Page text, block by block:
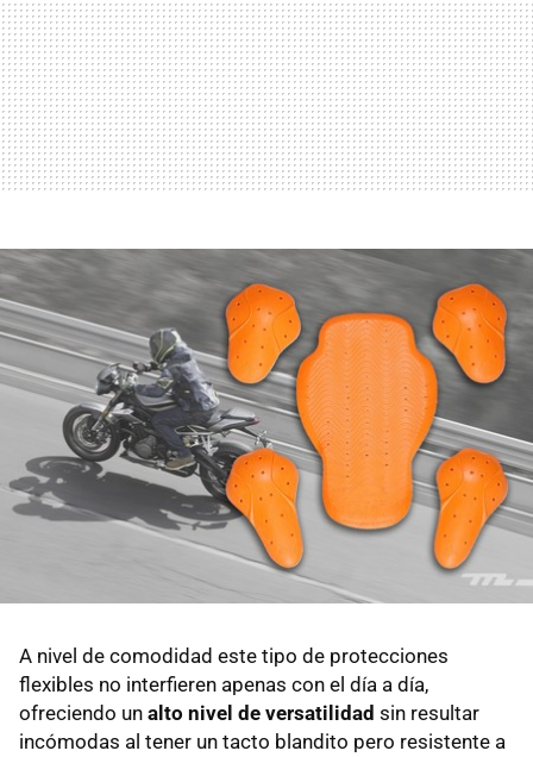
A nivel de comodidad este tipo de protecciones
flexibles no interfieren apenas con el día a día,
ofreciendo un alto nivel de versatilidad sin resultar
incómodas al tener un tacto blandito pero resistente a